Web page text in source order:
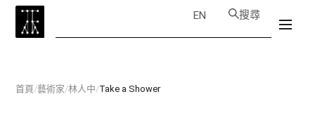
EN 搜尋
首頁/藝術家/林人中/Take a Shower